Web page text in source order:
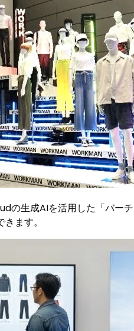
の生成AIを活用した「バー
ます。